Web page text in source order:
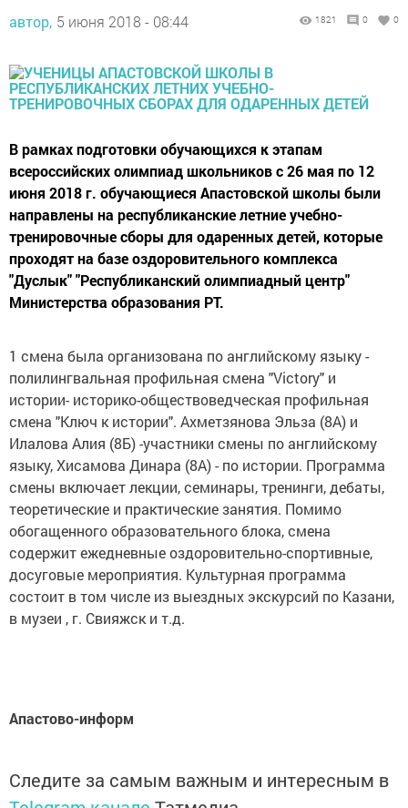
автор, 5 июня 2018 - 08:44 1821 0 0
В рамках подготовки обучающихся к этапам
всероссийских олимпиад школьников с 26 мая по 12
июня 2018 г. обучающиеся Апастовской школы были
направлены на республиканские летние учебно-
тренировочные сборы для одаренных детей, которые
проходят на базе оздоровительного комплекса
"Дуслык" "Республиканский олимпиадный центр"
Министерства образования РТ.
1 смена была организована по английскому языку -
полилингвальная профильная смена "Victory" и
истории- историко-обществоведческая профильная
смена "Ключ к истории". Ахметзянова Эльза (8А) и
Илалова Алия (8Б) -участники смены по английскому
языку, Хисамова Динара (8А) - по истории. Программа
смены включает лекции, семинары, тренинги, дебаты,
теоретические и практические занятия. Помимо
обогащенного образовательного блока, смена
содержит ежедневные оздоровительно-спортивные,
досуговые мероприятия. Культурная программа
состоит в том числе из выездных экскурсий по Казани,
в музеи , г. Свияжск и т.д.
Апастово-информ
Следите за самым важным и интересным в